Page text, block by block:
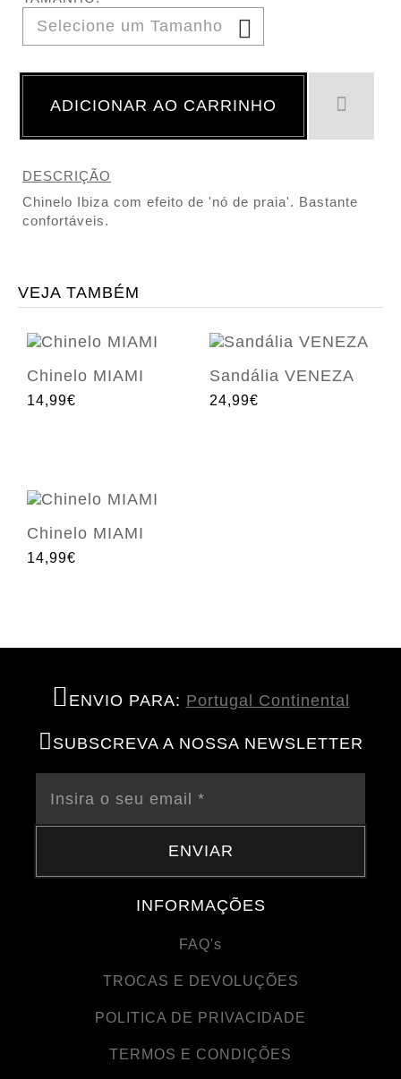
ADICIONAR AO CARRINHO
DESCRIÇÃO
Chinelo Ibiza com efeito de 'nó de praia'. Bastante
confortáveis.
VEJA TAMBÉM
Chinelo MIAMI
14,99€
Sandália VENEZA
24,99€
Chinelo MIAMI
14,99€
ENVIO PARA: Portugal Continental
SUBSCREVA A NOSSA NEWSLETTER
ENVIAR
INFORMAÇÕES
FAQ's
TROCAS E DEVOLUÇÕES
POLITICA DE PRIVACIDADE
TERMOS E CONDIÇÕES